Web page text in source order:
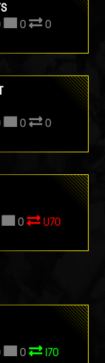
0 0
0 0
0 U70
0 I70